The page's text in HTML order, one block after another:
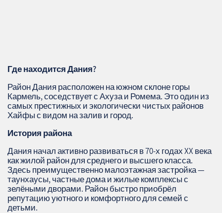
Где находится Дания?
Район Дания расположен на южном склоне горы
Кармель, соседствует с Ахуза и Ромема. Это один из
самых престижных и экологически чистых районов
Хайфы с видом на залив и город.
История района
Дания начал активно развиваться в 70-х годах XX века
как жилой район для среднего и высшего класса.
Здесь преимущественно малоэтажная застройка —
таунхаусы, частные дома и жилые комплексы с
зелёными дворами. Район быстро приобрёл
репутацию уютного и комфортного для семей с
детьми.